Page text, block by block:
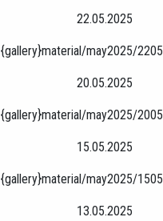
22.05.2025
{gallery}material/may2025/
20.05.2025
{gallery}material/may2025/
15.05.2025
{gallery}material/may2025/
13.05.2025